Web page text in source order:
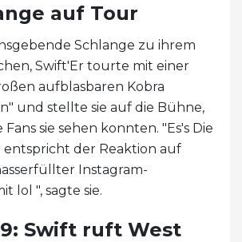
auf Tour
Schlange zu ihrem
Swift'Er tourte mit einer
aufblasbaren Kobra
und stellte sie auf die Bühne,
sie sehen konnten. "Es's Die
entspricht der Reaktion auf
Instagram-
lol ", sagte sie.
Swift ruft West